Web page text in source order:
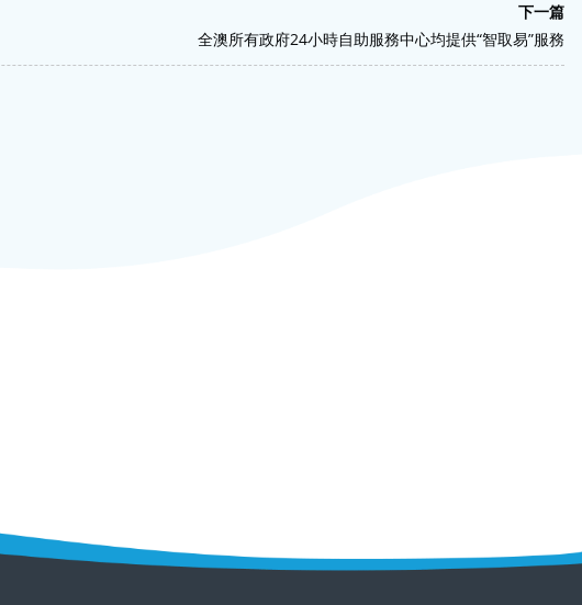
下一篇
全澳所有政府24小時自助服務中心均提供“智取易”服務